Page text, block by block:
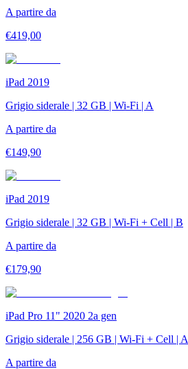
A partire da
€419,00
iPad 2019
Grigio siderale | 32 GB | Wi-Fi | A
A partire da
€149,90
iPad 2019
Grigio siderale | 32 GB | Wi-Fi + Cell | B
A partire da
€179,90
iPad Pro 11" 2020 2a gen
Grigio siderale | 256 GB | Wi-Fi + Cell | A
A partire da